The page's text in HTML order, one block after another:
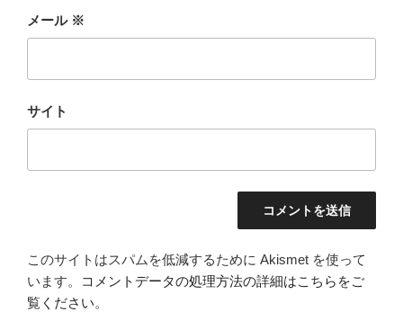
メール ※
サイト
このサイトはスパムを低減するために Akismet を使って
います。
コメントデータの処理方法の詳細はこちらをご
覧ください。